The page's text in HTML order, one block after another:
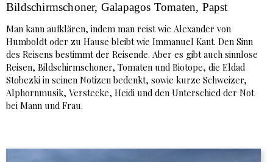
Bildschirmschoner, Galapagos Tomaten, Papst
Man kann aufklären, indem man reist wie Alexander von
Humboldt oder zu Hause bleibt wie Immanuel Kant. Den Sinn
des Reisens bestimmt der Reisende. Aber es gibt auch sinnlose
Reisen, Bildschirmschoner, Tomaten und Biotope, die Eldad
Stobezki in seinen Notizen bedenkt, sowie kurze Schweizer,
Alphornmusik, Verstecke, Heidi und den Unterschied der Not
bei Mann und Frau.